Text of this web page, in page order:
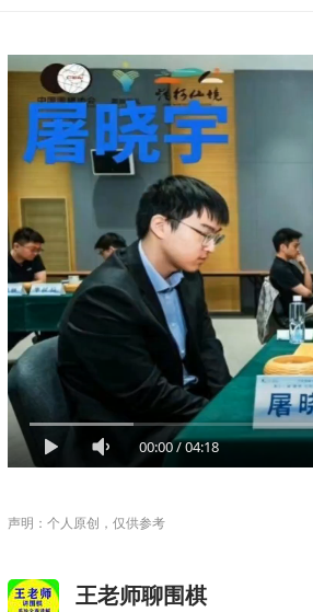
00:00/04:18
声明：个人原创，仅供参考
王老师聊围棋